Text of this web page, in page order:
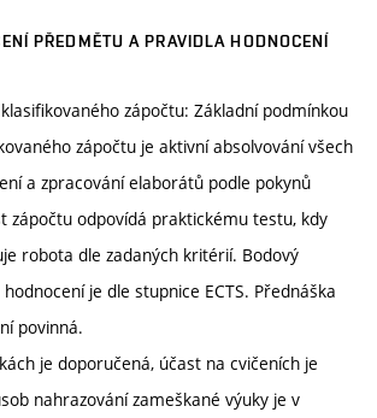
PŘEDMĚTU A PRAVIDLA HODNOCENÍ
zápočtu: Základní podmínkou
zápočtu je aktivní absolvování všech
a zpracování elaborátů podle pokynů
zápočtu odpovídá praktickému testu, kdy
robota dle zadaných kritérií. Bodový
je dle stupnice ECTS. Přednáška
povinná.
je doporučená, účast na cvičeních je
nahrazování zameškané výuky je v